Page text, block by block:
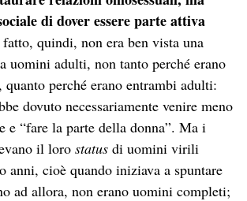
di dover essere parte attiva
quindi, non era ben vista una
uomini adulti, non tanto perché erano
perché erano entrambi adulti:
dovuto necessariamente venire meno
e “fare la parte della donna”. Ma i
il lorostatus di uomini virili
anni, cioè quando iniziava a spuntare
ad allora, non erano uomini completi;